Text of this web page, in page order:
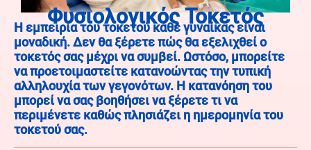
Φυσιολογικός Τοκετός
Η εμπειρία του τοκετού κάθε γυναίκας είναι
μοναδική. Δεν θα ξέρετε πώς θα εξελιχθεί ο
τοκετός σας μέχρι να συμβεί. Ωστόσο, μπορείτε
να προετοιμαστείτε κατανοώντας την τυπική
αλληλουχία των γεγονότων. Η κατανόηση του
μπορεί να σας βοηθήσει να ξέρετε τι να
περιμένετε καθώς πλησιάζει η ημερομηνία του
τοκετού σας.